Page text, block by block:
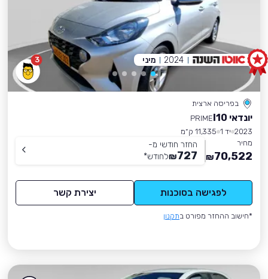
3
בפריסה ארצית
יונדאי I10
PRIME
2023 יד 1
11,335 ק״מ
מחיר
70,522
₪
החזר חודשי מ-
727
₪לחודש*
לפגישה בסוכנות יצירת קשר
*חישוב ההחזר מפורט בתקנון
2024 מיני